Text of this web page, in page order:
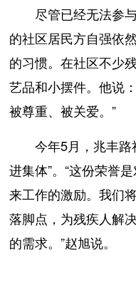
尽管已经无法参与
的社区居民方自强依
的习惯。在社区不少
艺品和小摆件。他说
被尊重、被关爱。”
今年5月，兆丰路
进集体”。“这份荣誉
来工作的激励。我们
落脚点，为残疾人解
的需求。”赵旭说。